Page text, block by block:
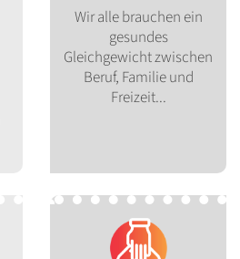
Wir alle brauchen ein
gesundes
Gleichgewicht zwischen
Beruf, Familie und
Freizeit...